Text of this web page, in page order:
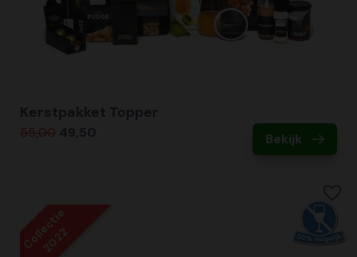
55,00 Bekijk
Collectie
2022